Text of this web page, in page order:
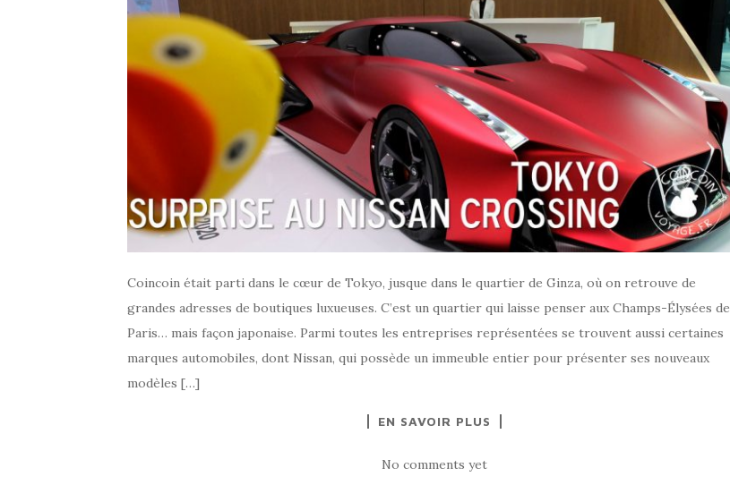
Coincoin était parti dans le cœur de Tokyo, jusque dans le quartier de Ginza, où on retrouve de
grandes adresses de boutiques luxueuses. C’est un quartier qui laisse penser aux Champs-Élysées de
Paris… mais façon japonaise. Parmi toutes les entreprises représentées se trouvent aussi certaines
marques automobiles, dont Nissan, qui possède un immeuble entier pour présenter ses nouveaux
modèles […]
EN SAVOIR PLUS
No comments yet